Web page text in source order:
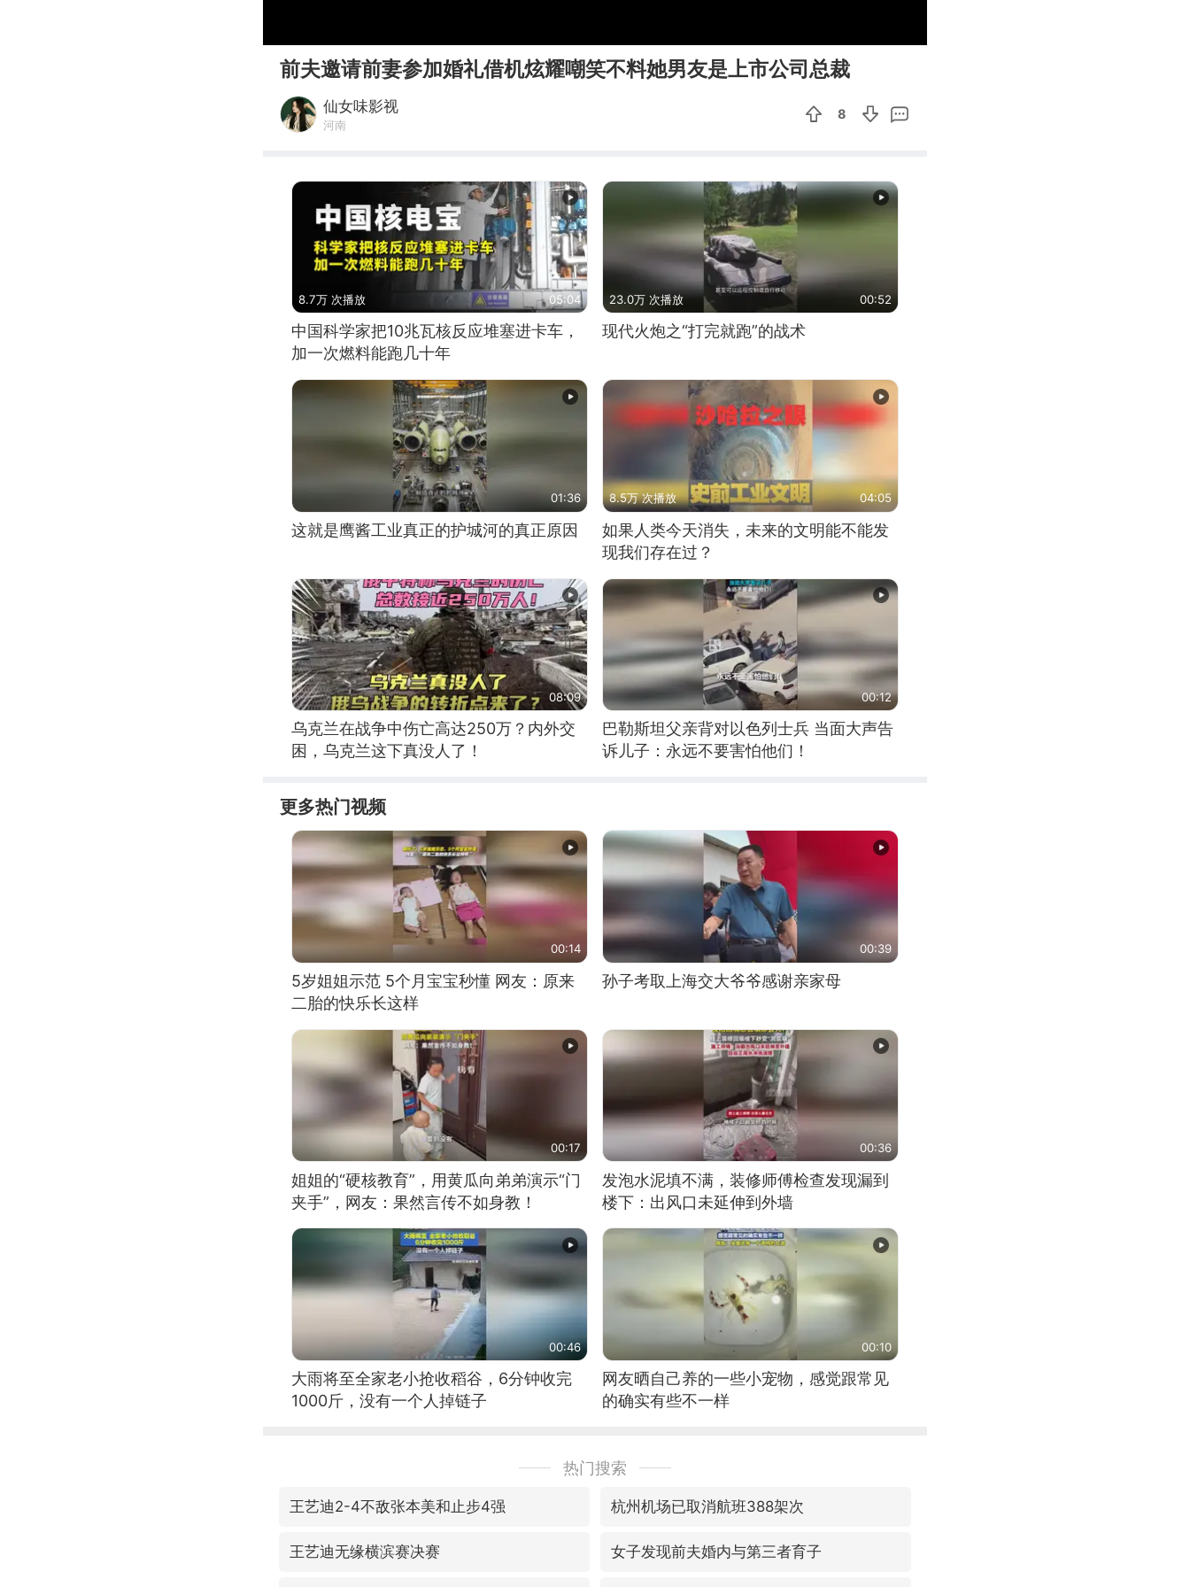
前夫邀请前妻参加婚礼借机炫耀嘲笑不料她男友是上市公司总裁
仙女味影视
河南
8
8.7万 次播放 05:04
中国科学家把10兆瓦核反应堆塞进卡车，
加一次燃料能跑几十年
23.0万 次播放 00:52
现代火炮之“打完就跑”的战术
01:36
这就是鹰酱工业真正的护城河的真正原因
8.5万 次播放 04:05
如果人类今天消失，未来的文明能不能发
现我们存在过？
08:09
乌克兰在战争中伤亡高达250万？内外交
困，乌克兰这下真没人了！
00:12
巴勒斯坦父亲背对以色列士兵 当面大声告
诉儿子：永远不要害怕他们！
更多热门视频
00:14
5岁姐姐示范 5个月宝宝秒懂 网友：原来
二胎的快乐长这样
00:39
孙子考取上海交大爷爷感谢亲家母
00:17
姐姐的“硬核教育”，用黄瓜向弟弟演示“门
夹手”，网友：果然言传不如身教！
00:36
发泡水泥填不满，装修师傅检查发现漏到
楼下：出风口未延伸到外墙
00:46
大雨将至全家老小抢收稻谷，6分钟收完
1000斤，没有一个人掉链子
00:10
网友晒自己养的一些小宠物，感觉跟常见
的确实有些不一样
热门搜索
王艺迪2-4不敌张本美和止步4强 杭州机场已取消航班388架次
王艺迪无缘横滨赛决赛 女子发现前夫婚内与第三者育子